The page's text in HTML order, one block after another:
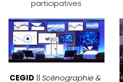
participatives
CEGID || Scénographie &